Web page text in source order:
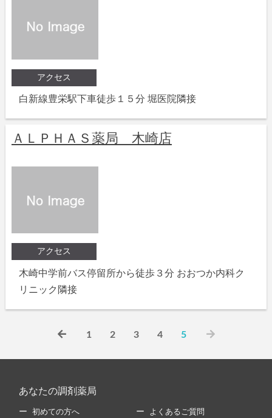
アクセス
白新線豊栄駅下車徒歩１５分 堀医院隣接
ＡＬＰＨＡＳ薬局 木崎店
アクセス
木崎中学前バス停留所から徒歩３分 おおつか内科ク
リニック隣接
1 2 3 4 5
あなたの調剤薬局
初めての方へ よくあるご質問